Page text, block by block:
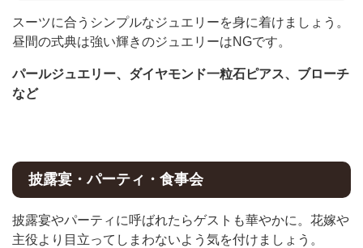
スーツに合うシンプルなジュエリーを身に着けましょう。
昼間の式典は強い輝きのジュエリーはNGです。
パールジュエリー、ダイヤモンド一粒石ピアス、ブローチ
など
披露宴・パーティ・食事会
披露宴やパーティに呼ばれたらゲストも華やかに。花嫁や
主役より目立ってしまわないよう気を付けましょう。